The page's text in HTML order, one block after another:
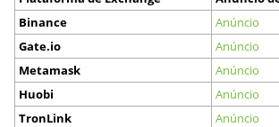
Binance
Anúncio
Gate.io
Anúncio
Metamask
Anúncio
Huobi
Anúncio
TronLink
Anúncio